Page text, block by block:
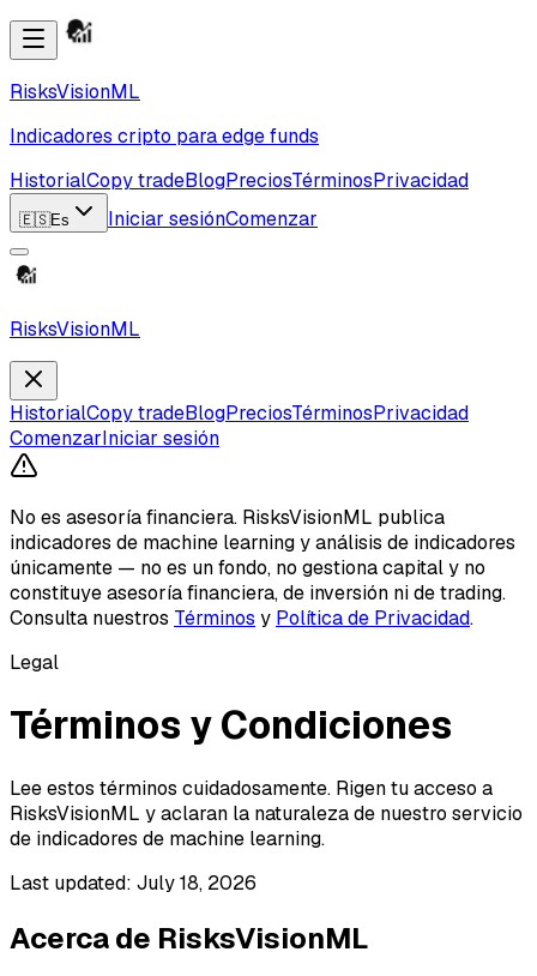
RisksVisionML
Indicadores cripto para edge funds
HistorialCopy tradeBlogPreciosTérminosPrivacidad
🇪🇸Es Iniciar sesiónComenzar
RisksVisionML
HistorialCopy tradeBlogPreciosTérminosPrivacidad
ComenzarIniciar sesión
No es asesoría financiera. RisksVisionML publica
indicadores de machine learning y análisis de indicadores
únicamente — no es un fondo, no gestiona capital y no
constituye asesoría financiera, de inversión ni de trading.
Consulta nuestros Términos y Política de Privacidad.
Legal
Términos y Condiciones
Lee estos términos cuidadosamente. Rigen tu acceso a
RisksVisionML y aclaran la naturaleza de nuestro servicio
de indicadores de machine learning.
Last updated: July 18, 2026
Acerca de RisksVisionML